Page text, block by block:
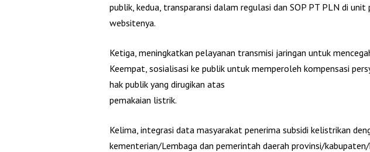
publik, kedua, transparansi dalam regulasi dan SOP PT PLN di
websitenya.
Ketiga, meningkatkan pelayanan transmisi jaringan untuk
Keempat, sosialisasi ke publik untuk memperoleh kompensasi
hak publik yang dirugikan atas
pemakaian listrik.
Kelima, integrasi data masyarakat penerima subsidi kelistrikan
kementerian/Lembaga dan pemerintah daerah provinsi/